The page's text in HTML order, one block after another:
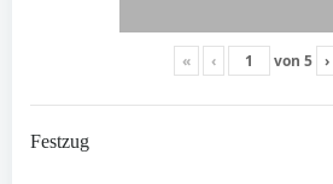
« ‹ von 5 ›
Festzug